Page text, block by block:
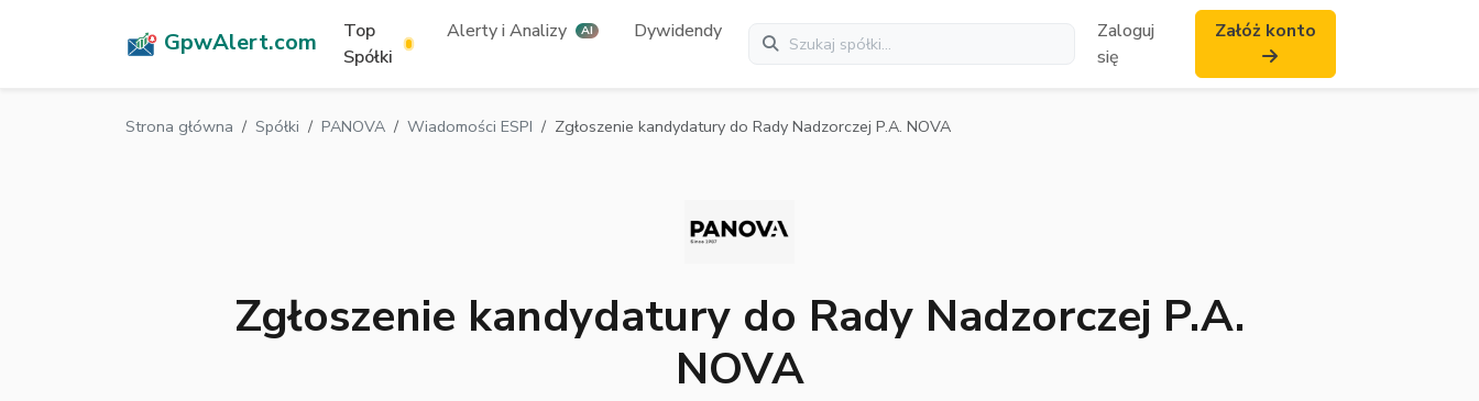
GpwAlert.com
Top
Spółki
Alerty i Analizy AI Dywidendy
Zaloguj
się
Załóż konto
Strona główna Spółki PANOVA Wiadomości ESPI Zgłoszenie kandydatury do Rady Nadzorczej P.A. NOVA
Zgłoszenie kandydatury do Rady Nadzorczej P.A.
NOVA